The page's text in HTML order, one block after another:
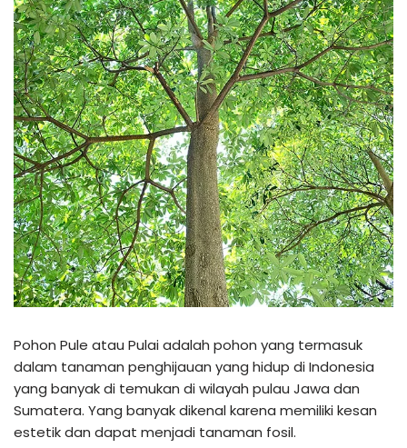
Pohon Pule atau Pulai adalah pohon yang termasuk
dalam tanaman penghijauan yang hidup di Indonesia
yang banyak di temukan di wilayah pulau Jawa dan
Sumatera. Yang banyak dikenal karena memiliki kesan
estetik dan dapat menjadi tanaman fosil.